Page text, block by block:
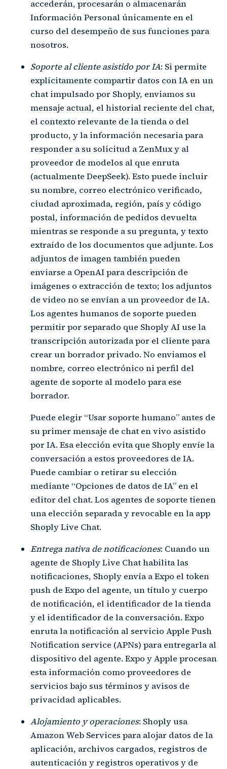
accederán, procesarán o almacenarán
Información Personal únicamente en el
curso del desempeño de sus funciones para
nosotros.
Soporte al cliente asistido por IA: Si permite
explícitamente compartir datos con IA en un
chat impulsado por Shoply, enviamos su
mensaje actual, el historial reciente del chat,
el contexto relevante de la tienda o del
producto, y la información necesaria para
responder a su solicitud a ZenMux y al
proveedor de modelos al que enruta
(actualmente DeepSeek). Esto puede incluir
su nombre, correo electrónico verificado,
ciudad aproximada, región, país y código
postal, información de pedidos devuelta
mientras se responde a su pregunta, y texto
extraído de los documentos que adjunte. Los
adjuntos de imagen también pueden
enviarse a OpenAI para descripción de
imágenes o extracción de texto; los adjuntos
de video no se envían a un proveedor de IA.
Los agentes humanos de soporte pueden
permitir por separado que Shoply AI use la
transcripción autorizada por el cliente para
crear un borrador privado. No enviamos el
nombre, correo electrónico ni perfil del
agente de soporte al modelo para ese
borrador.
Puede elegir “Usar soporte humano” antes de
su primer mensaje de chat en vivo asistido
por IA. Esa elección evita que Shoply envíe la
conversación a estos proveedores de IA.
Puede cambiar o retirar su elección
mediante “Opciones de datos de IA” en el
editor del chat. Los agentes de soporte tienen
una elección separada y revocable en la app
Shoply Live Chat.
Entrega nativa de notificaciones: Cuando un
agente de Shoply Live Chat habilita las
notificaciones, Shoply envía a Expo el token
push de Expo del agente, un título y cuerpo
de notificación, el identificador de la tienda
y el identificador de la conversación. Expo
enruta la notificación al servicio Apple Push
Notification service (APNs) para entregarla al
dispositivo del agente. Expo y Apple procesan
esta información como proveedores de
servicios bajo sus términos y avisos de
privacidad aplicables.
Alojamiento y operaciones: Shoply usa
Amazon Web Services para alojar datos de la
aplicación, archivos cargados, registros de
autenticación y registros operativos y de